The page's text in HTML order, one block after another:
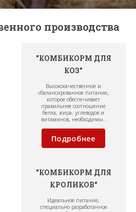
производства
"КОМБИКОРМ ДЛЯ
КОЗ"
Высококачественное и
сбалансированное питание,
которое обеспечивает
правильное соотношение
белка, жира, углеводов и
витаминов, необходимых
и повышения
Подробнее
"КОМБИКОРМ ДЛЯ
КРОЛИКОВ"
Идеальное питание,
специально разработанное